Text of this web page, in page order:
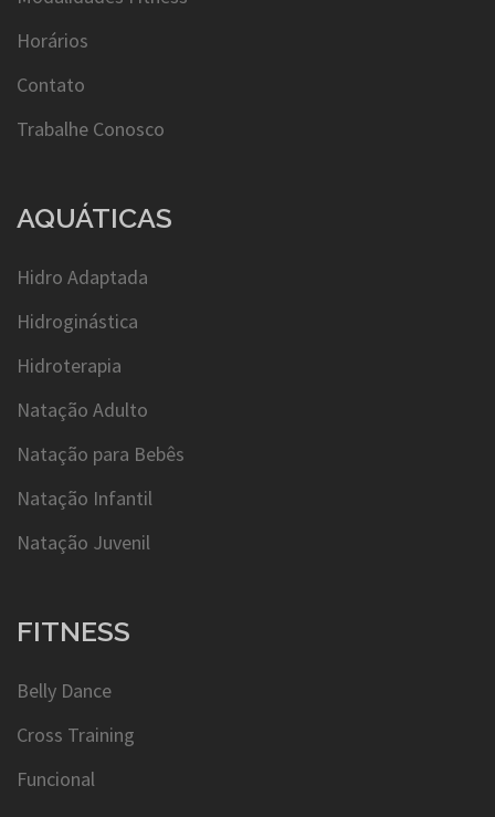
Horários
Contato
Trabalhe Conosco
AQUÁTICAS
Hidro Adaptada
Hidroginástica
Hidroterapia
Natação Adulto
Natação para Bebês
Natação Infantil
Natação Juvenil
FITNESS
Belly Dance
Cross Training
Funcional